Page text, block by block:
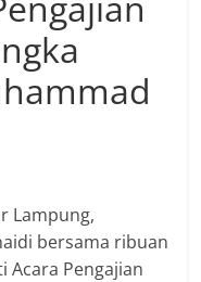
Lampung,
bersama ribuan
Acara Pengajian